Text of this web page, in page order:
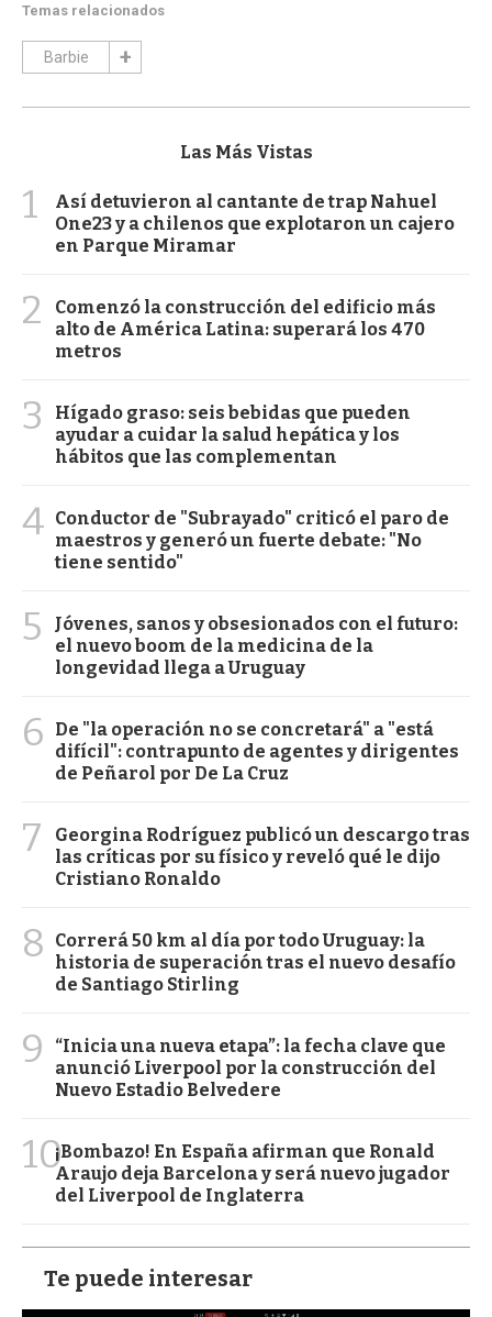
Temas relacionados
Barbie
Las Más Vistas
1
Así detuvieron al cantante de trap Nahuel
One23 y a chilenos que explotaron un cajero
en Parque Miramar
2
Comenzó la construcción del edificio más
alto de América Latina: superará los 470
metros
3
Hígado graso: seis bebidas que pueden
ayudar a cuidar la salud hepática y los
hábitos que las complementan
4 Conductor de "Subrayado" criticó el paro de
maestros y generó un fuerte debate: "No
tiene sentido"
5
Jóvenes, sanos y obsesionados con el futuro:
el nuevo boom de la medicina de la
longevidad llega a Uruguay
6
De "la operación no se concretará" a "está
difícil": contrapunto de agentes y dirigentes
de Peñarol por De La Cruz
7
Georgina Rodríguez publicó un descargo tras
las críticas por su físico y reveló qué le dijo
Cristiano Ronaldo
8
Correrá 50 km al día por todo Uruguay: la
historia de superación tras el nuevo desafío
de Santiago Stirling
9
“Inicia una nueva etapa”: la fecha clave que
anunció Liverpool por la construcción del
Nuevo Estadio Belvedere
10¡Bombazo! En España afirman que Ronald
Araujo deja Barcelona y será nuevo jugador
del Liverpool de Inglaterra
Te puede interesar